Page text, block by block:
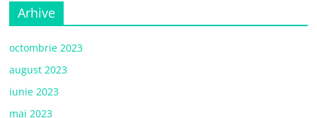
Arhive
octombrie 2023
august 2023
iunie 2023
mai 2023